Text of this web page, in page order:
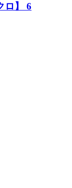
ロ】 6